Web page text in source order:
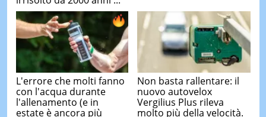
L'errore che molti fanno
con l'acqua durante
l'allenamento (e in
estate è ancora più
Non basta rallentare: il
nuovo autovelox
Vergilius Plus rileva
molto più della velocità.